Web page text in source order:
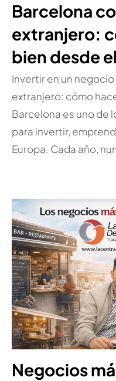
Barcelona
extranjero:
bien desde
Invertir en un
extranjero: cómo
Barcelona es uno de
para invertir,
Europa. Cada año,
Negocios